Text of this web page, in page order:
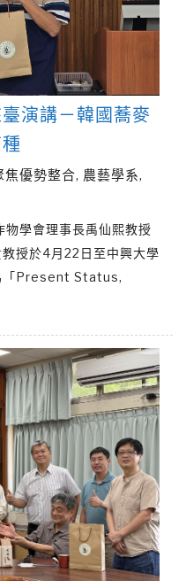
演講－韓國蕎麥
焦優勢整合, 農藝學系,
學會理事長禹仙熙教授
授於4月22日至中興大學
「Present Status,